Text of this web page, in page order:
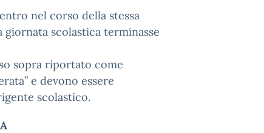
nel corso della stessa
scolastica terminasse
sopra riportato come
e devono essere
scolastico.